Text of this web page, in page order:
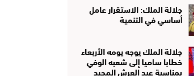
جلالة الملك: الاستقرار عامل
أساسي في التنمية
جلالة الملك يوجه يومه الأربعاء
خطابا ساميا إلى شعبه الوفي
بمناسبة عيد العرش المجيد